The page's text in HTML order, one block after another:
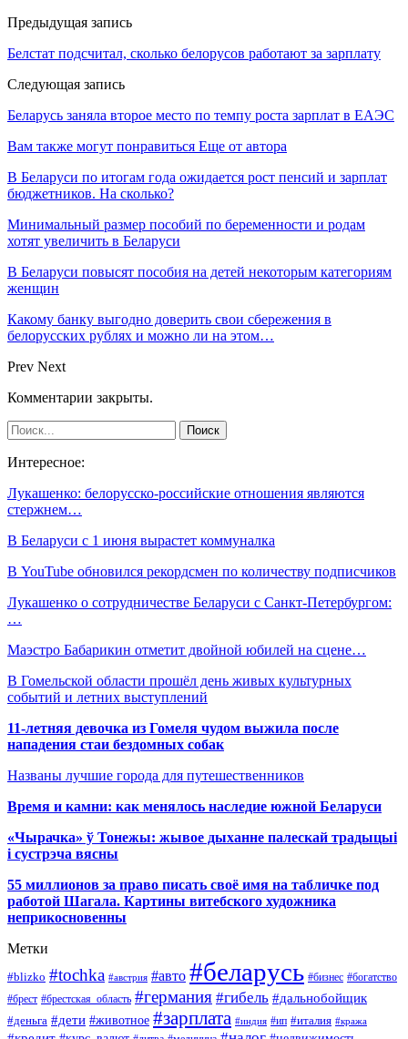
Предыдущая запись
Белстат подсчитал, сколько белорусов работают за зарплату
Следующая запись
Беларусь заняла второе место по темпу роста зарплат в ЕАЭС
Вам также могут понравиться Еще от автора
В Беларуси по итогам года ожидается рост пенсий и зарплат
бюджетников. На сколько?
Минимальный размер пособий по беременности и родам
хотят увеличить в Беларуси
В Беларуси повысят пособия на детей некоторым категориям
женщин
Какому банку выгодно доверить свои сбережения в
белорусских рублях и можно ли на этом…
Prev Next
Комментарии закрыты.
Интересное:
Лукашенко: белорусско-российские отношения являются
стержнем…
В Беларуси с 1 июня вырастет коммуналка
В YouTube обновился рекордсмен по количеству подписчиков
Лукашенко о сотрудничестве Беларуси с Санкт-Петербургом:
…
Маэстро Бабарикин отметит двойной юбилей на сцене…
В Гомельской области прошёл день живых культурных
событий и летних выступлений
11-летняя девочка из Гомеля чудом выжила после
нападения стаи бездомных собак
Названы лучшие города для путешественников
Время и камни: как менялось наследие южной Беларуси
«Чырачка» ў Тонежы: жывое дыханне палескай традыцыі
і сустрэча вясны
55 миллионов за право писать своё имя на табличке под
работой Шагала. Картины витебского художника
неприкосновенны
Метки
#blizko #tochka #австрия #авто #беларусь #бизнес #богатство
#брест #брестская_область #германия #гибель #дальнобойщик
#деньга #дети #животное #зарплата #индия #ип #италия #кража